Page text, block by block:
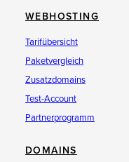
WEBHOSTING
Tarifübersicht
Paketvergleich
Zusatzdomains
Test-Account
Partnerprogramm
DOMAINS